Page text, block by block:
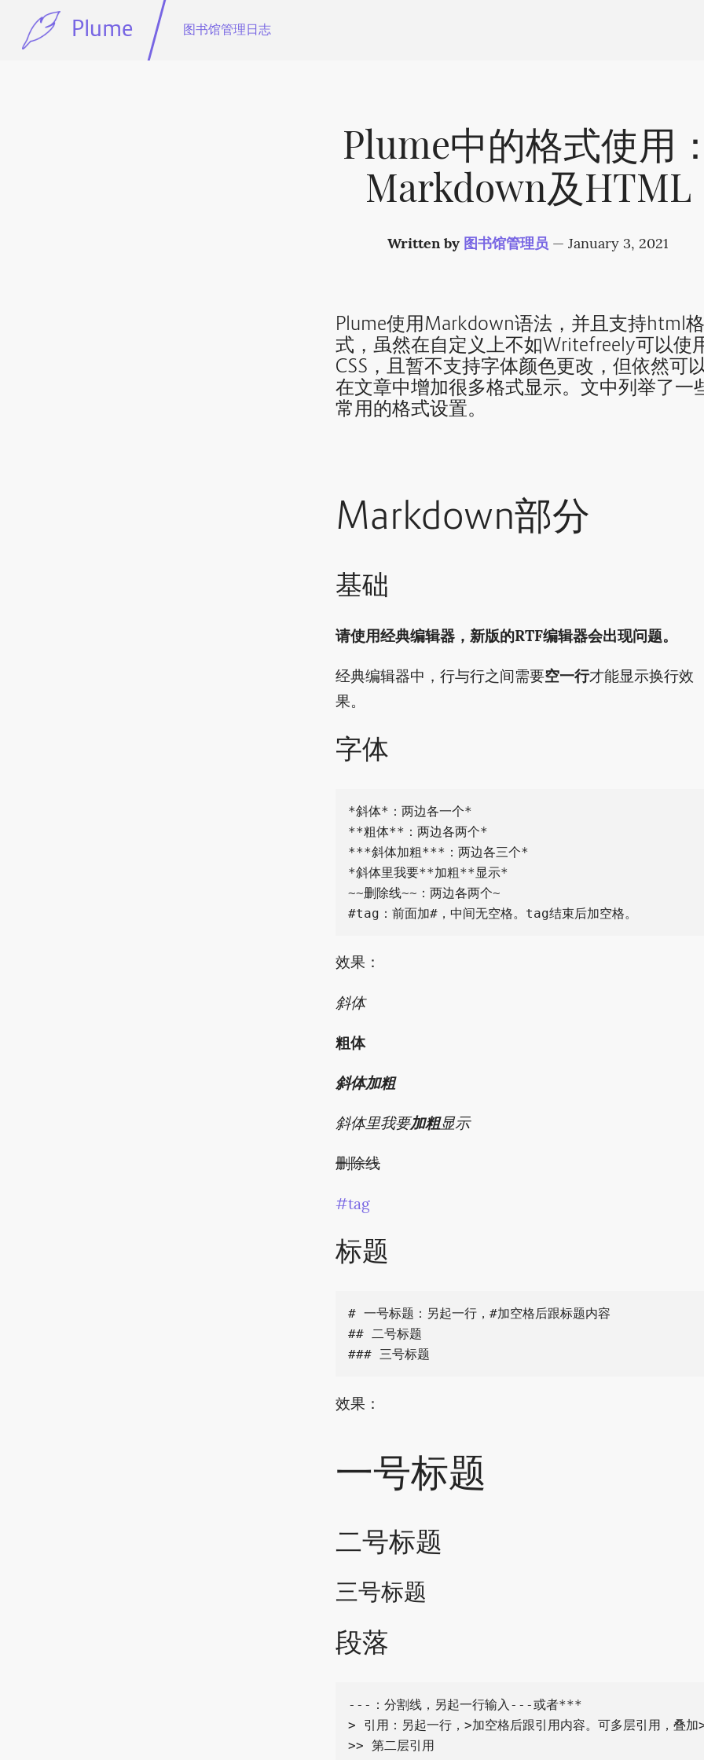
Plume 图书馆管理日志
Plume中的格式使用
Markdown及HTML
Written by 图书馆管理员 — January 3, 2021
Plume使用Markdown语法，并且支持html格
式，虽然在自定义上不如Writefreely可以使
CSS，且暂不支持字体颜色更改，但依然可
在文章中增加很多格式显示。文中列举了一
常用的格式设置。
Markdown部分
基础
请使用经典编辑器，新版的RTF编辑器会出现问题。
经典编辑器中，行与行之间需要空一行才能显示换行效
果。
字体
*斜体*：两边各一个*
**粗体**：两边各两个*
***斜体加粗***：两边各三个*
*斜体里我要**加粗**显示*
~~删除线~~：两边各两个~
效果：
斜体
粗体
斜体加粗
斜体里我要加粗显示
删除线
#tag
标题
# 一号标题：另起一行，#加空格后跟标题内容
## 二号标题
效果：
一号标题
二号标题
三号标题
段落
---：分割线，另起一行输入---或者***
> 引用：另起一行，>加空格后跟引用内容。可多层引用，叠加
>> 第二层引用